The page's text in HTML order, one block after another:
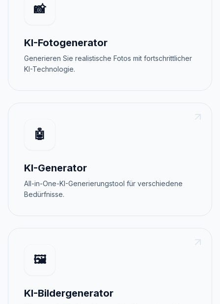
📸
KI-Fotogenerator
Generieren Sie realistische Fotos mit fortschrittlicher
KI-Technologie.
🤖
KI-Generator
All-in-One-KI-Generierungstool für verschiedene
Bedürfnisse.
🖼️
KI-Bildergenerator